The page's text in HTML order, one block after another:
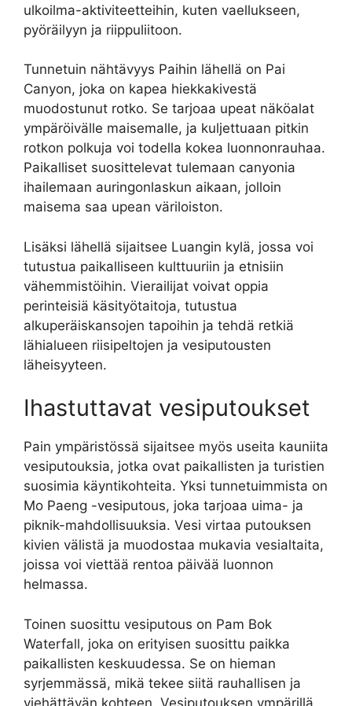
ulkoilma-aktiviteetteihin, kuten vaellukseen,
pyöräilyyn ja riippuliitoon.
Tunnetuin nähtävyys Paihin lähellä on Pai
Canyon, joka on kapea hiekkakivestä
muodostunut rotko. Se tarjoaa upeat näköalat
ympäröivälle maisemalle, ja kuljettuaan pitkin
rotkon polkuja voi todella kokea luonnonrauhaa.
Paikalliset suosittelevat tulemaan canyonia
ihailemaan auringonlaskun aikaan, jolloin
maisema saa upean väriloiston.
Lisäksi lähellä sijaitsee Luangin kylä, jossa voi
tutustua paikalliseen kulttuuriin ja etnisiin
vähemmistöihin. Vierailijat voivat oppia
perinteisiä käsityötaitoja, tutustua
alkuperäiskansojen tapoihin ja tehdä retkiä
lähialueen riisipeltojen ja vesiputousten
läheisyyteen.
Ihastuttavat vesiputoukset
Pain ympäristössä sijaitsee myös useita kauniita
vesiputouksia, jotka ovat paikallisten ja turistien
suosimia käyntikohteita. Yksi tunnetuimmista on
Mo Paeng -vesiputous, joka tarjoaa uima- ja
piknik-mahdollisuuksia. Vesi virtaa putouksen
kivien välistä ja muodostaa mukavia vesialtaita,
joissa voi viettää rentoa päivää luonnon
helmassa.
Toinen suosittu vesiputous on Pam Bok
Waterfall, joka on erityisen suosittu paikka
paikallisten keskuudessa. Se on hieman
syrjemmässä, mikä tekee siitä rauhallisen ja
viehättävän kohteen. Vesiputouksen ympärillä